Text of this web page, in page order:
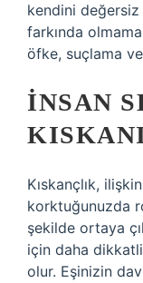
kendini
farkında
öfke, suçlama
İNSAN
Kıskançlık,
korktuğunuzda
şekilde ortaya
için daha
olur. Eşinizin